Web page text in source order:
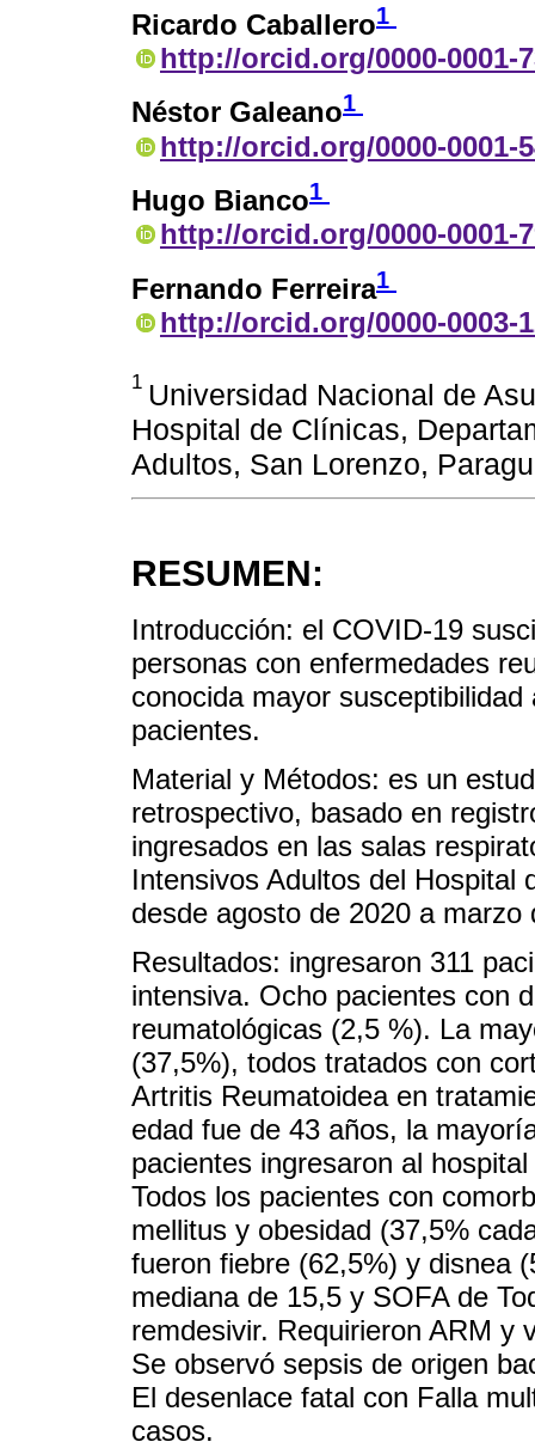
Ricardo Caballero1
http://orcid.org/0000-0001-
Néstor Galeano1
http://orcid.org/0000-0001-
Hugo Bianco1
http://orcid.org/0000-0001-
Fernando Ferreira1
http://orcid.org/0000-0003-
1 Universidad Nacional de
Hospital de Clínicas,
Adultos, San Lorenzo,
RESUMEN:
Introducción: el COVID-19
personas con enfermedades
conocida mayor
pacientes.
Material y Métodos: es un
retrospectivo, basado en
ingresados en las salas
Intensivos Adultos del Hospital
desde agosto de 2020 a marzo
Resultados: ingresaron 311
intensiva. Ocho pacientes con
reumatológicas (2,5 %). La
(37,5%), todos tratados con
Artritis Reumatoidea en
edad fue de 43 años, la
pacientes ingresaron al
Todos los pacientes con
mellitus y obesidad (37,5%
fueron fiebre (62,5%) y disnea
mediana de 15,5 y SOFA de
remdesivir. Requirieron ARM y
Se observó sepsis de origen
El desenlace fatal con Falla
casos.